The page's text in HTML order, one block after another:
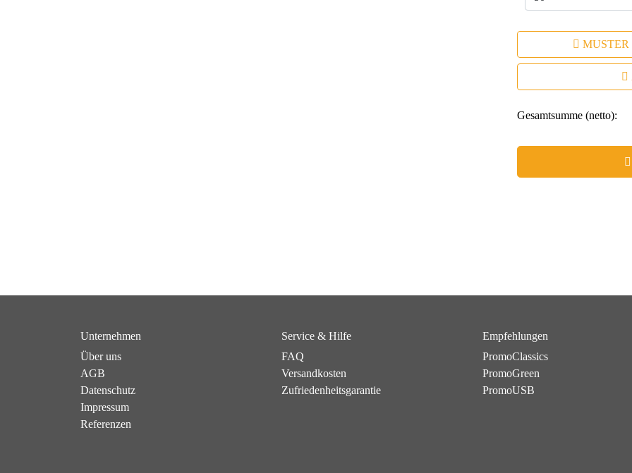
MUSTER
Gesamtsumme (netto):
Unternehmen
Über uns
AGB
Datenschutz
Impressum
Referenzen
Service & Hilfe
FAQ
Versandkosten
Zufriedenheitsgarantie
Empfehlungen
PromoClassics
PromoGreen
PromoUSB